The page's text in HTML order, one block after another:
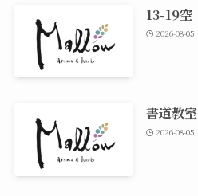
13-19空
2026-08-05
書道教室
2026-08-05